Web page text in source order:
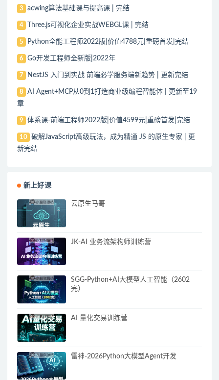
3 acwing算法基础课与提高课 | 完结
4 Three.js可视化企业实战WEBGL课 | 完结
5 Python全能工程师2022版|价值4788元|重磅首发|完结
6 Go开发工程师全新版|2022年
7 NestJS 入门到实战 前端必学服务端新趋势 | 更新完结
8
AI Agent+MCP从0到1打造商业级编程智能体 | 更新至19
章
9 体系课-前端工程师2022版|价值4599元|重磅首发|完结
10
破解JavaScript高级玩法，成为精通 JS 的原生专家 | 更
新完结
新上好课
云原生马哥
JK-AI 业务流架构师训练营
SGG-Python+AI大模型人工智能（2602
完）
AI 量化交易训练营
雷神-2026Python大模型Agent开发